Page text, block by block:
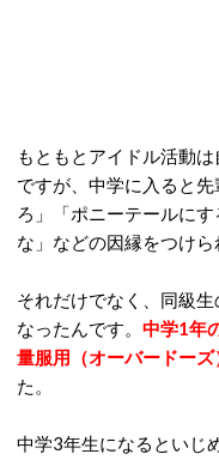
もともとアイドル活動
ですが、中学に入ると
ろ」「ポニーテールに
な」などの因縁をつけら
それだけでなく、同級
なったんです。 中学1年
量服用（オーバードー
た。
中学3年生になるといじ